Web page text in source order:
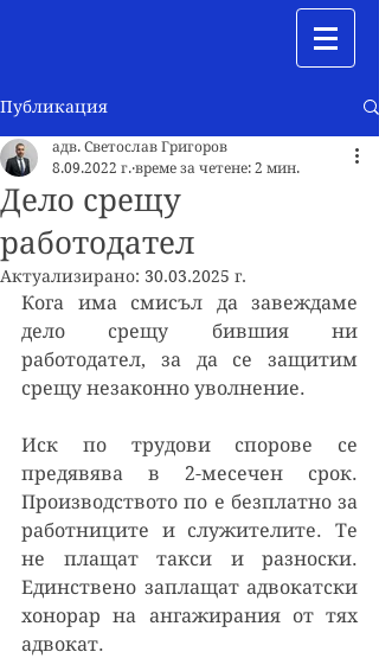
Публикация
Дело срещу
работодател
адв. Светослав Григоров
8.09.2022 г. време за четене: 2 мин.
Актуализирано: 30.03.2025 г.
Кога има смисъл да завеждаме
дело срещу бившия ни
работодател, за да се защитим
срещу незаконно уволнение.
Иск по трудови спорове се
предявява в 2-месечен срок.
Производството по е безплатно за
работниците и служителите. Те
не плащат такси и разноски.
Единствено заплащат адвокатски
хонорар на ангажирания от тях
адвокат.